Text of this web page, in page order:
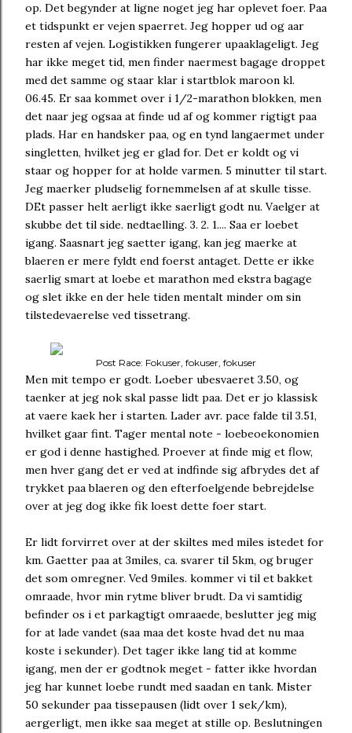
op. Det begynder at ligne noget jeg har oplevet foer. Paa
et tidspunkt er vejen spaerret. Jeg hopper ud og aar
resten af vejen. Logistikken fungerer upaaklageligt. Jeg
har ikke meget tid, men finder naermest bagage droppet
med det samme og staar klar i startblok maroon kl.
06.45. Er saa kommet over i 1/2-marathon blokken, men
det naar jeg ogsaa at finde ud af og kommer rigtigt paa
plads. Har en handsker paa, og en tynd langaermet under
singletten, hvilket jeg er glad for. Det er koldt og vi
staar og hopper for at holde varmen. 5 minutter til start.
Jeg maerker pludselig fornemmelsen af at skulle tisse.
DEt passer helt aerligt ikke saerligt godt nu. Vaelger at
skubbe det til side. nedtaelling. 3. 2. 1.... Saa er loebet
igang. Saasnart jeg saetter igang, kan jeg maerke at
blaeren er mere fyldt end foerst antaget. Dette er ikke
saerlig smart at loebe et marathon med ekstra bagage
og slet ikke en der hele tiden mentalt minder om sin
tilstedevaerelse ved tissetrang.
Post Race: Fokuser, fokuser, fokuser
Men mit tempo er godt. Loeber ubesvaeret 3.50, og
taenker at jeg nok skal passe lidt paa. Det er jo klassisk
at vaere kaek her i starten. Lader avr. pace falde til 3.51,
hvilket gaar fint. Tager mental note - loebeoekonomien
er god i denne hastighed. Proever at finde mig et flow,
men hver gang det er ved at indfinde sig afbrydes det af
trykket paa blaeren og den efterfoelgende bebrejdelse
over at jeg dog ikke fik loest dette foer start.
Er lidt forvirret over at der skiltes med miles istedet for
km. Gaetter paa at 3miles, ca. svarer til 5km, og bruger
det som omregner. Ved 9miles. kommer vi til et bakket
omraade, hvor min rytme bliver brudt. Da vi samtidig
befinder os i et parkagtigt omraaede, beslutter jeg mig
for at lade vandet (saa maa det koste hvad det nu maa
koste i sekunder). Det tager ikke lang tid at komme
igang, men der er godtnok meget - fatter ikke hvordan
jeg har kunnet loebe rundt med saadan en tank. Mister
50 sekunder paa tissepausen (lidt over 1 sek/km),
aergerligt, men ikke saa meget at stille op. Beslutningen